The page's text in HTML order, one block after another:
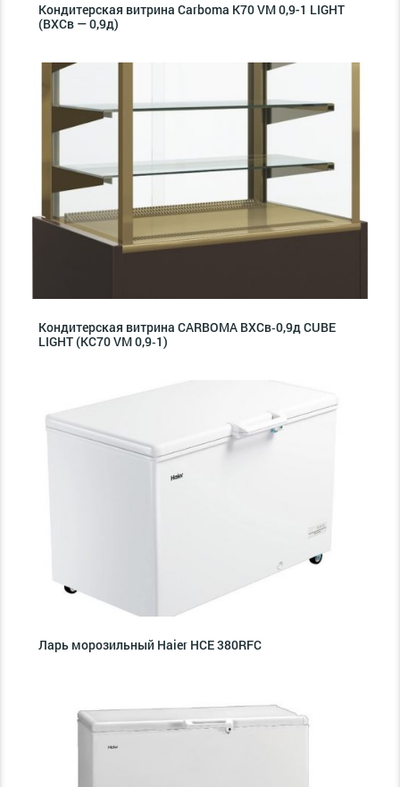
Кондитерская витрина Carboma K70 VM 0,9-1 LIGHT
(ВХСв — 0,9д)
Кондитерская витрина CARBOMA ВХСв‑0,9д CUBE
LIGHT (KC70 VM 0,9‑1)
Ларь морозильный Haier HCE 380RFC